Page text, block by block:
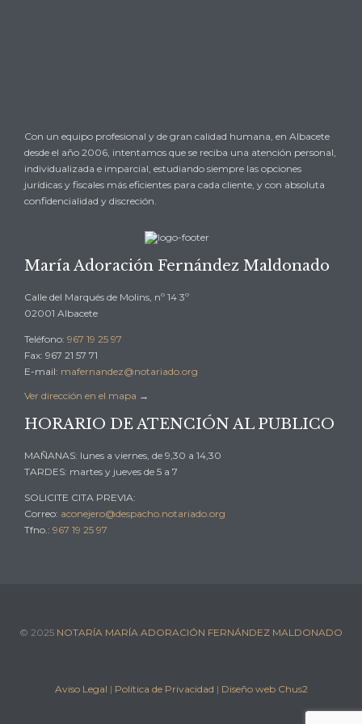
Con un equipo profesional y de gran calidad humana, en Albacete
desde el año 2006, intentamos que se reciba una atención personal,
individualizada e imparcial, estudiando siempre las opciones
jurídicas y fiscales más eficientes para cada cliente, y con absoluta
confidencialidad y discreción.
María Adoración Fernández Maldonado
Calle del Marqués de Molins, nº 14 3º
02001 Albacete
Teléfono: 967 19 25 97
Fax: 967 21 57 71
E-mail: mafernandez@notariado.org
Ver dirección en el mapa →
HORARIO DE ATENCIÓN AL PUBLICO
MAÑANAS: lunes a viernes, de 9,30 a 14,30
TARDES: martes y jueves de 5 a 7
SOLICITE CITA PREVIA:
Correo: aconejero@despacho.notariado.org
Tfno.: 967 19 25 97
© 2025 NOTARÍA MARÍA ADORACIÓN FERNÁNDEZ MALDONADO
Aviso Legal | Política de Privacidad | Diseño web Chus2